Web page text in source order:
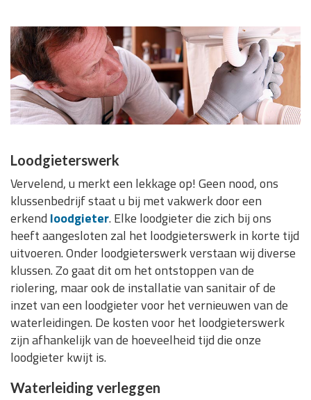
Loodgieterswerk
Vervelend, u merkt een lekkage op! Geen nood, ons
klussenbedrijf staat u bij met vakwerk door een
erkend loodgieter. Elke loodgieter die zich bij ons
heeft aangesloten zal het loodgieterswerk in korte tijd
uitvoeren. Onder loodgieterswerk verstaan wij diverse
klussen. Zo gaat dit om het ontstoppen van de
riolering, maar ook de installatie van sanitair of de
inzet van een loodgieter voor het vernieuwen van de
waterleidingen. De kosten voor het loodgieterswerk
zijn afhankelijk van de hoeveelheid tijd die onze
loodgieter kwijt is.
Waterleiding verleggen